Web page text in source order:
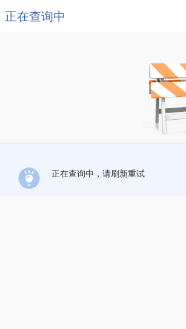
正在查询中
正在查询中，请刷新重试